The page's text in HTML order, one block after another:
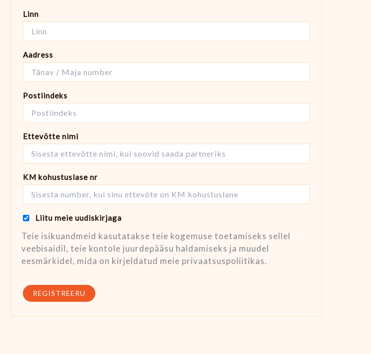
Linn
Aadress
Postiindeks
Ettevõtte nimi
KM kohustuslase nr
Liitu meie uudiskirjaga
Teie isikuandmeid kasutatakse teie kogemuse toetamiseks sellel
veebisaidil, teie kontole juurdepääsu haldamiseks ja muudel
eesmärkidel, mida on kirjeldatud meie privaatsuspoliitikas.
REGISTREERU